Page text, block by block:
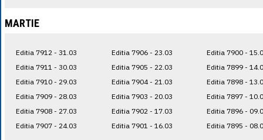
MARTIE
Editia 7912 - 31.03
Editia 7911 - 30.03
Editia 7910 - 29.03
Editia 7909 - 28.03
Editia 7908 - 27.03
Editia 7907 - 24.03
Editia 7906 - 23.03
Editia 7905 - 22.03
Editia 7904 - 21.03
Editia 7903 - 20.03
Editia 7902 - 17.03
Editia 7901 - 16.03
Editia 7900 -
Editia 7899 -
Editia 7898 -
Editia 7897 -
Editia 7896 -
Editia 7895 -